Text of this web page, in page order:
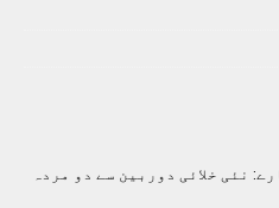
نئی خلائی دوربین سے دو مردہ